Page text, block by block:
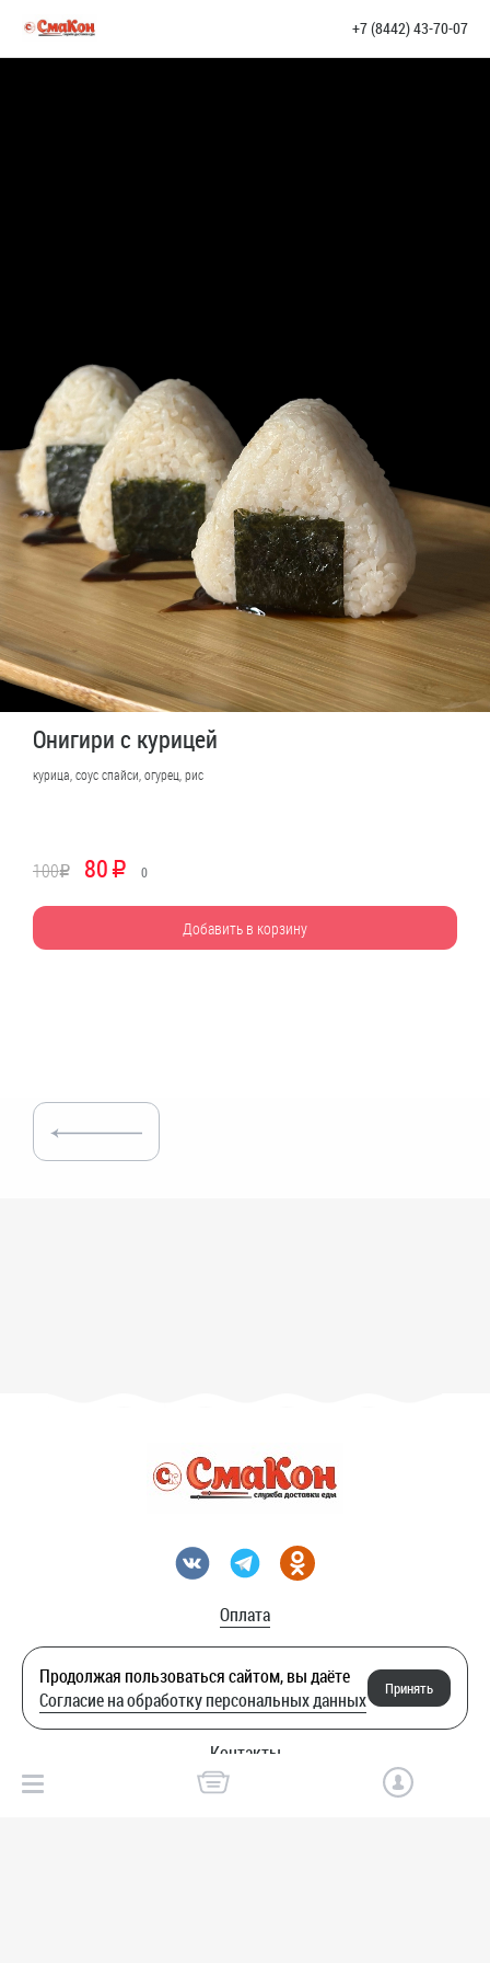
+7 (8442) 43-70-07
Онигири с курицей
курица, соус спайси, огурец, рис
100R 80R 0
Добавить в корзину
Оплата
Служба качества
Контакты
Продолжая пользоваться сайтом, вы даёте
Согласие на обработку персональных данных
Принять